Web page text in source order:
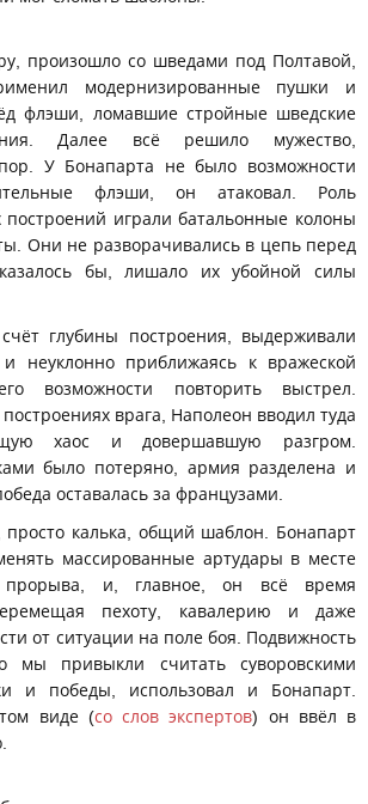
произошло со шведами под Полтавой,
модернизированные пушки и
флэши, ломавшие стройные шведские
Далее всё решило мужество,
У Бонапарта не было возможности
флэши, он атаковал. Роль
построений играли батальонные колоны
Они не разворачивались в цепь перед
бы, лишало их убойной силы
глубины построения, выдерживали
неуклонно приближаясь к вражеской
возможности повторить выстрел.
врага, Наполеон вводил туда
хаос и довершавшую разгром.
было потеряно, армия разделена и
оставалась за французами.
просто калька, общий шаблон. Бонапарт
массированные артудары в месте
прорыва, и, главное, он всё время
пехоту, кавалерию и даже
от ситуации на поле боя. Подвижность
привыкли считать суворовскими
и победы, использовал и Бонапарт.
виде (со слов экспертов) он ввёл в